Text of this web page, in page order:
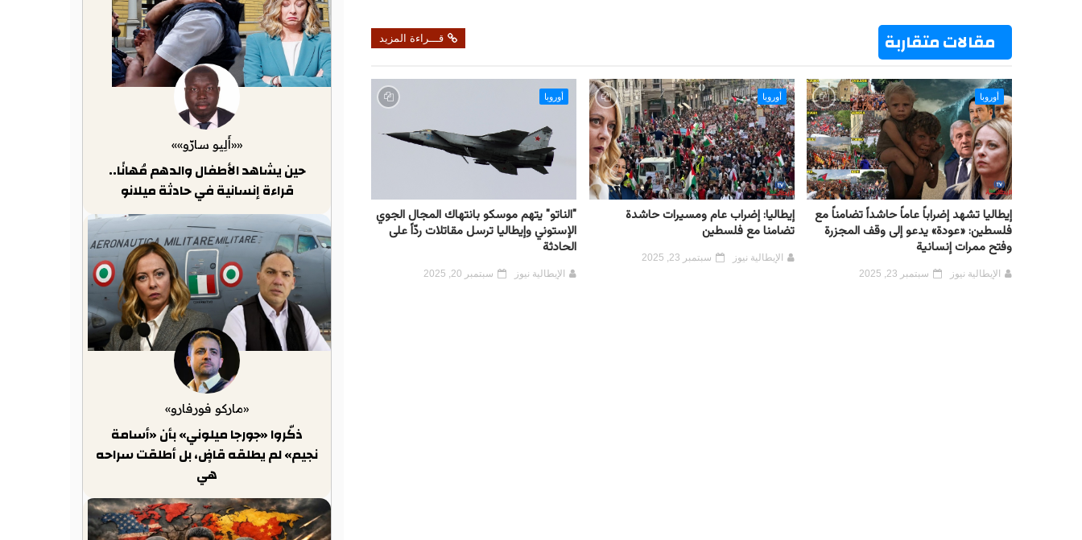
مقالات متقاربة قـــراءة المزيد
أوروبا
إيطاليا تشهد إضراباً عاماً حاشداً تضامناً مع
فلسطين: «عودة» يدعو إلى وقف المجزرة
وفتح ممرات إنسانية
الإيطالية نيوز سبتمبر 23, 2025
أوروبا
إيطاليا: إضراب عام ومسيرات حاشدة
تضامنا مع فلسطين
الإيطالية نيوز سبتمبر 23, 2025
أوروبا
"الناتو" يتهم موسكو بانتهاك المجال الجوي
الإستوني وإيطاليا ترسل مقاتلات ردّاً على
الحادثة
الإيطالية نيوز سبتمبر 20, 2025
««أَلِيو سارّو»»
حين يشاهد الأطفال والدهم مُهانًا..
قراءة إنسانية في حادثة ميلانو
«ماركو فورفارو»
ذكّروا «جورجا ميلوني» بأن «أسامة
نجيم» لم يطلقه قاضٍ، بل أطلقت سراحه
هي